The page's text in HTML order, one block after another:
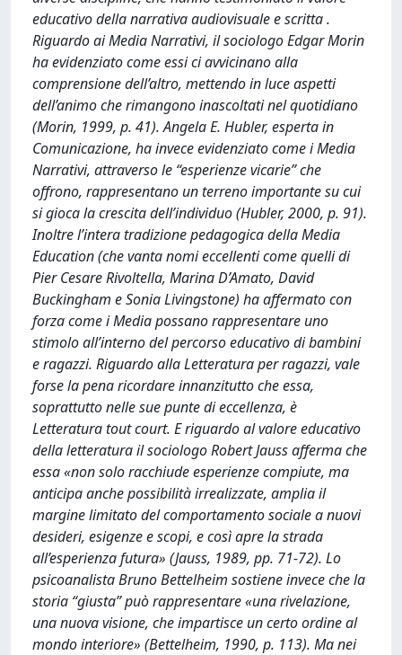
educativo della narrativa audiovisuale e scritta .
Riguardo ai Media Narrativi, il sociologo Edgar Morin
ha evidenziato come essi ci avvicinano alla
comprensione dell’altro, mettendo in luce aspetti
dell’animo che rimangono inascoltati nel quotidiano
(Morin, 1999, p. 41). Angela E. Hubler, esperta in
Comunicazione, ha invece evidenziato come i Media
Narrativi, attraverso le “esperienze vicarie” che
offrono, rappresentano un terreno importante su cui
si gioca la crescita dell’individuo (Hubler, 2000, p. 91).
Inoltre l’intera tradizione pedagogica della Media
Education (che vanta nomi eccellenti come quelli di
Pier Cesare Rivoltella, Marina D’Amato, David
Buckingham e Sonia Livingstone) ha affermato con
forza come i Media possano rappresentare uno
stimolo all’interno del percorso educativo di bambini
e ragazzi. Riguardo alla Letteratura per ragazzi, vale
forse la pena ricordare innanzitutto che essa,
soprattutto nelle sue punte di eccellenza, è
Letteratura tout court. E riguardo al valore educativo
della letteratura il sociologo Robert Jauss afferma che
essa «non solo racchiude esperienze compiute, ma
anticipa anche possibilità irrealizzate, amplia il
margine limitato del comportamento sociale a nuovi
desideri, esigenze e scopi, e così apre la strada
all’esperienza futura» (Jauss, 1989, pp. 71-72). Lo
psicoanalista Bruno Bettelheim sostiene invece che la
storia “giusta” può rappresentare «una rivelazione,
una nuova visione, che impartisce un certo ordine al
mondo interiore» (Bettelheim, 1990, p. 113). Ma nei